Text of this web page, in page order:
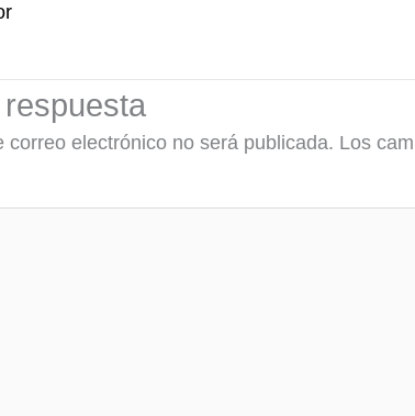
correo electrónico no será publicada. Los